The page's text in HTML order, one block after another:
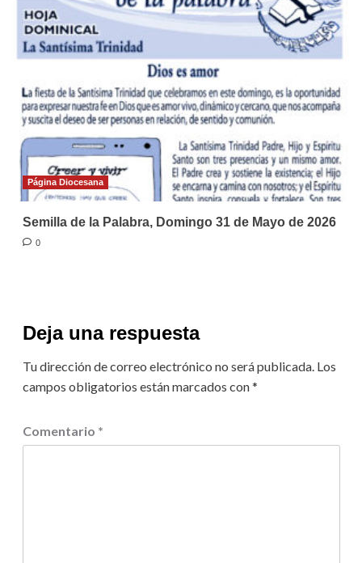
Página Diocesana
Semilla de la Palabra, Domingo 31 de Mayo de 2026
0
Deja una respuesta
Tu dirección de correo electrónico no será publicada. Los
campos obligatorios están marcados con*
Comentario *